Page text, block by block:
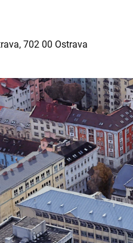
702 00 Ostrava